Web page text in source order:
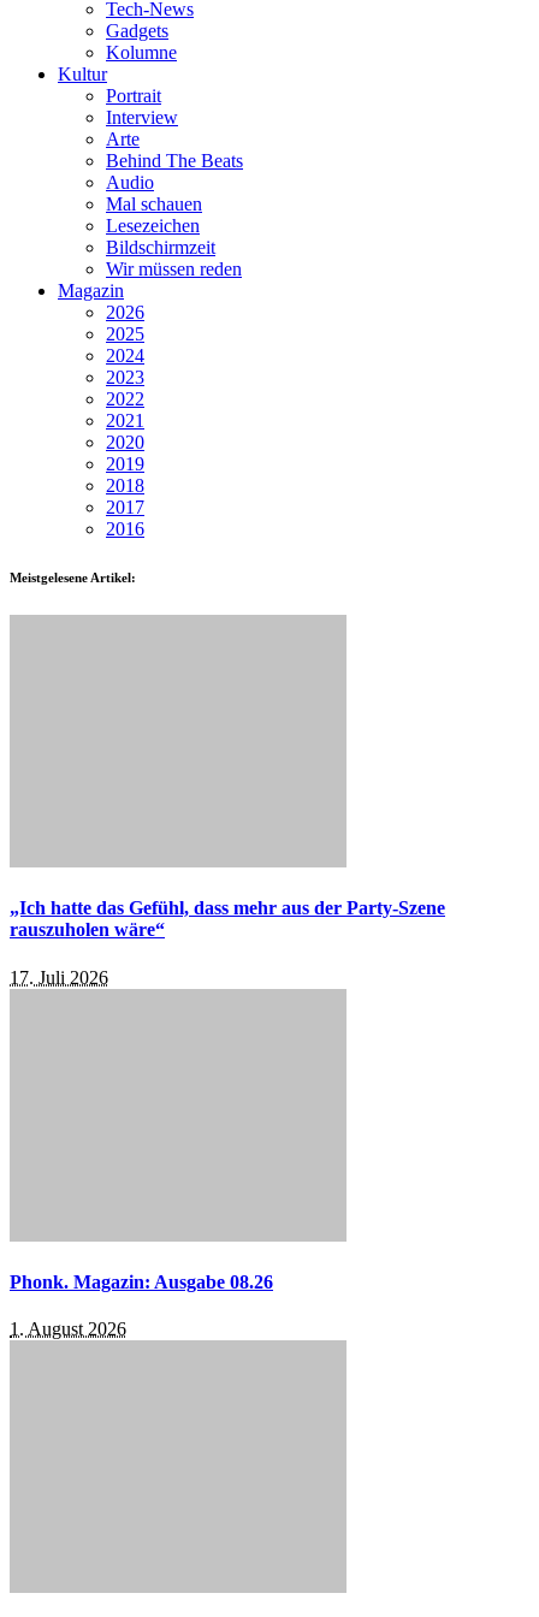
Tech-News
Gadgets
Kolumne
Kultur
Portrait
Interview
Arte
Behind The Beats
Audio
Mal schauen
Lesezeichen
Bildschirmzeit
Wir müssen reden
Magazin
2026
2025
2024
2023
2022
2021
2020
2019
2018
2017
2016
Meistgelesene Artikel:
„Ich hatte das Gefühl, dass mehr aus der Party-Szene
rauszuholen wäre“
17. Juli 2026
Phonk. Magazin: Ausgabe 08.26
1. August 2026